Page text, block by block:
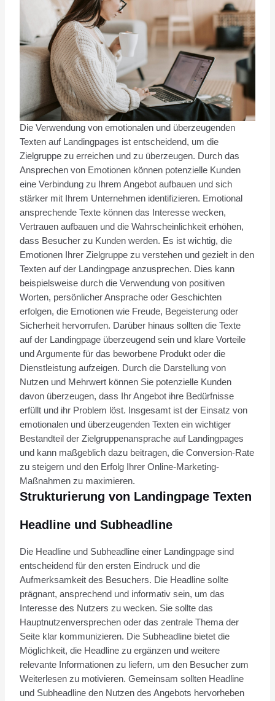
Die Verwendung von emotionalen und überzeugenden
Texten auf Landingpages ist entscheidend, um die
Zielgruppe zu erreichen und zu überzeugen. Durch das
Ansprechen von Emotionen können potenzielle Kunden
eine Verbindung zu Ihrem Angebot aufbauen und sich
stärker mit Ihrem Unternehmen identifizieren. Emotional
ansprechende Texte können das Interesse wecken,
Vertrauen aufbauen und die Wahrscheinlichkeit erhöhen,
dass Besucher zu Kunden werden. Es ist wichtig, die
Emotionen Ihrer Zielgruppe zu verstehen und gezielt in den
Texten auf der Landingpage anzusprechen. Dies kann
beispielsweise durch die Verwendung von positiven
Worten, persönlicher Ansprache oder Geschichten
erfolgen, die Emotionen wie Freude, Begeisterung oder
Sicherheit hervorrufen. Darüber hinaus sollten die Texte
auf der Landingpage überzeugend sein und klare Vorteile
und Argumente für das beworbene Produkt oder die
Dienstleistung aufzeigen. Durch die Darstellung von
Nutzen und Mehrwert können Sie potenzielle Kunden
davon überzeugen, dass Ihr Angebot ihre Bedürfnisse
erfüllt und ihr Problem löst. Insgesamt ist der Einsatz von
emotionalen und überzeugenden Texten ein wichtiger
Bestandteil der Zielgruppenansprache auf Landingpages
und kann maßgeblich dazu beitragen, die Conversion-Rate
zu steigern und den Erfolg Ihrer Online-Marketing-
Maßnahmen zu maximieren.
Strukturierung von Landingpage Texten
Headline und Subheadline
Die Headline und Subheadline einer Landingpage sind
entscheidend für den ersten Eindruck und die
Aufmerksamkeit des Besuchers. Die Headline sollte
prägnant, ansprechend und informativ sein, um das
Interesse des Nutzers zu wecken. Sie sollte das
Hauptnutzenversprechen oder das zentrale Thema der
Seite klar kommunizieren. Die Subheadline bietet die
Möglichkeit, die Headline zu ergänzen und weitere
relevante Informationen zu liefern, um den Besucher zum
Weiterlesen zu motivieren. Gemeinsam sollten Headline
und Subheadline den Nutzen des Angebots hervorheben